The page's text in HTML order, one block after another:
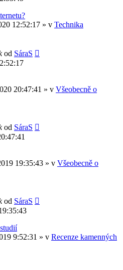
12:52:17 » v Technika
od SáraS
20:47:41 » v Všeobecně o
od SáraS
19:35:43 » v Všeobecně o
od SáraS
9:52:31 » v Recenze kamenných